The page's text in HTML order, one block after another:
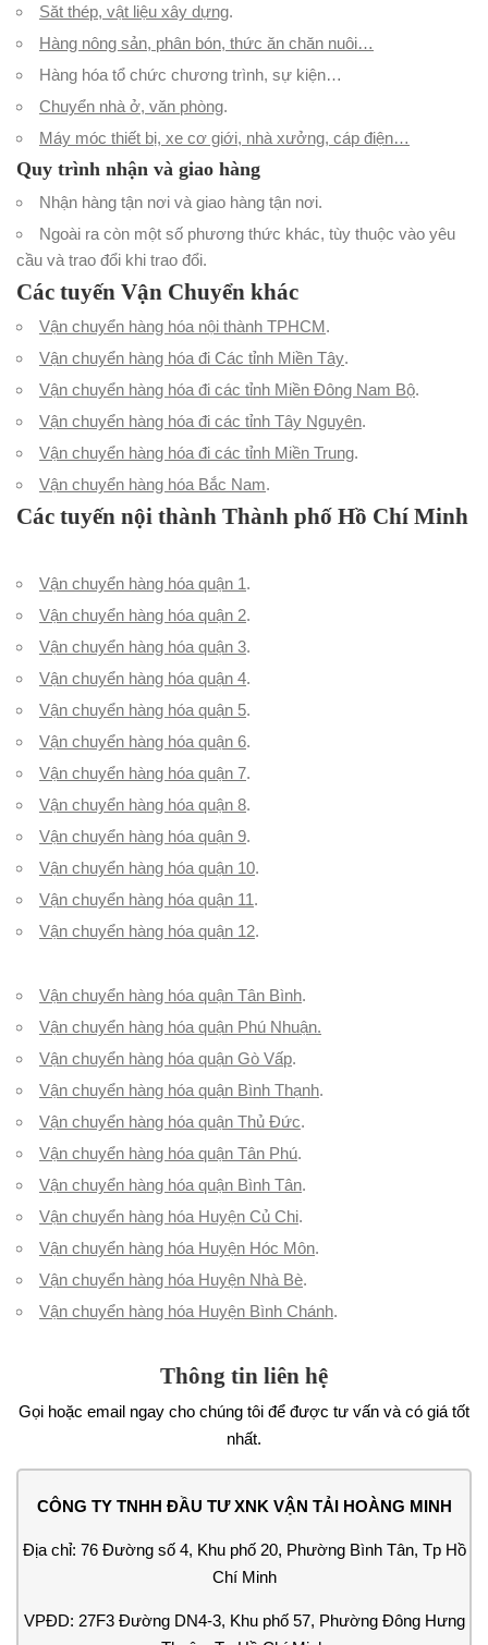
Săt thép, vật liệu xây dựng.
Hàng nông sản, phân bón, thức ăn chăn nuôi…
Hàng hóa tổ chức chương trình, sự kiện…
Chuyển nhà ở, văn phòng.
Máy móc thiết bị, xe cơ giới, nhà xưởng, cáp điện…
Quy trình nhận và giao hàng
Nhận hàng tận nơi và giao hàng tận nơi.
Ngoài ra còn một số phương thức khác, tùy thuộc vào yêu
cầu và trao đổi khi trao đổi.
Các tuyến Vận Chuyển khác
Vận chuyển hàng hóa nội thành TPHCM.
Vận chuyển hàng hóa đi Các tỉnh Miền Tây.
Vận chuyển hàng hóa đi các tỉnh Miền Đông Nam Bộ.
Vận chuyển hàng hóa đi các tỉnh Tây Nguyên.
Vận chuyển hàng hóa đi các tỉnh Miền Trung.
Vận chuyển hàng hóa Bắc Nam.
Các tuyến nội thành Thành phố Hồ Chí Minh
Vận chuyển hàng hóa quận 1.
Vận chuyển hàng hóa quận 2.
Vận chuyển hàng hóa quận 3.
Vận chuyển hàng hóa quận 4.
Vận chuyển hàng hóa quận 5.
Vận chuyển hàng hóa quận 6.
Vận chuyển hàng hóa quận 7.
Vận chuyển hàng hóa quận 8.
Vận chuyển hàng hóa quận 9.
Vận chuyển hàng hóa quận 10.
Vận chuyển hàng hóa quận 11.
Vận chuyển hàng hóa quận 12.
Vận chuyển hàng hóa quận Tân Bình.
Vận chuyển hàng hóa quận Phú Nhuận.
Vận chuyển hàng hóa quận Gò Vấp.
Vận chuyển hàng hóa quận Bình Thạnh.
Vận chuyển hàng hóa quận Thủ Đức.
Vận chuyển hàng hóa quận Tân Phú.
Vận chuyển hàng hóa quận Bình Tân.
Vận chuyển hàng hóa Huyện Củ Chi.
Vận chuyển hàng hóa Huyện Hóc Môn.
Vận chuyển hàng hóa Huyện Nhà Bè.
Vận chuyển hàng hóa Huyện Bình Chánh.
Thông tin liên hệ
Gọi hoặc email ngay cho chúng tôi để được tư vấn và có giá tốt
nhất.
CÔNG TY TNHH ĐẦU TƯ XNK VẬN TẢI HOÀNG MINH
Địa chỉ: 76 Đường số 4, Khu phố 20, Phường Bình Tân, Tp Hồ
Chí Minh
VPĐD: 27F3 Đường DN4-3, Khu phố 57, Phường Đông Hưng